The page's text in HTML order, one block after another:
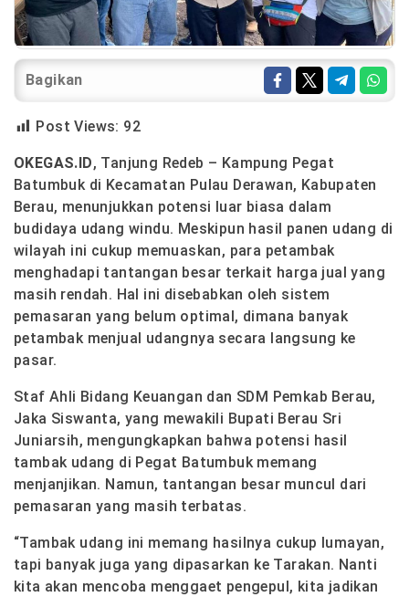
Bagikan
Post Views: 92
OKEGAS.ID, Tanjung Redeb – Kampung Pegat
Batumbuk di Kecamatan Pulau Derawan, Kabupaten
Berau, menunjukkan potensi luar biasa dalam
budidaya udang windu. Meskipun hasil panen udang di
wilayah ini cukup memuaskan, para petambak
menghadapi tantangan besar terkait harga jual yang
masih rendah. Hal ini disebabkan oleh sistem
pemasaran yang belum optimal, dimana banyak
petambak menjual udangnya secara langsung ke
pasar.
Staf Ahli Bidang Keuangan dan SDM Pemkab Berau,
Jaka Siswanta, yang mewakili Bupati Berau Sri
Juniarsih, mengungkapkan bahwa potensi hasil
tambak udang di Pegat Batumbuk memang
menjanjikan. Namun, tantangan besar muncul dari
pemasaran yang masih terbatas.
“Tambak udang ini memang hasilnya cukup lumayan,
tapi banyak juga yang dipasarkan ke Tarakan. Nanti
kita akan mencoba menggaet pengepul, kita jadikan